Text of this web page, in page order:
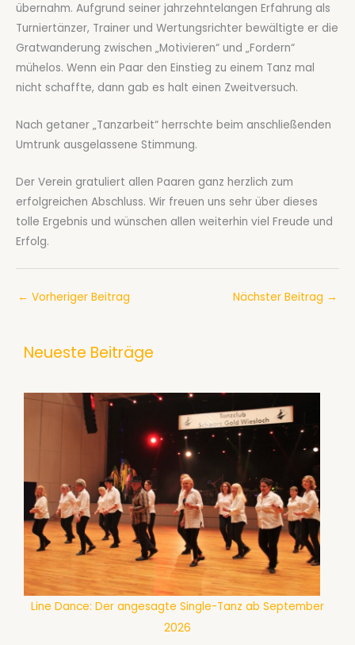
übernahm. Aufgrund seiner jahrzehntelangen Erfahrung als
Turniertänzer, Trainer und Wertungsrichter bewältigte er die
Gratwanderung zwischen „Motivieren“ und „Fordern“
mühelos. Wenn ein Paar den Einstieg zu einem Tanz mal
nicht schaffte, dann gab es halt einen Zweitversuch.
Nach getaner „Tanzarbeit“ herrschte beim anschließenden
Umtrunk ausgelassene Stimmung.
Der Verein gratuliert allen Paaren ganz herzlich zum
erfolgreichen Abschluss. Wir freuen uns sehr über dieses
tolle Ergebnis und wünschen allen weiterhin viel Freude und
Erfolg.
← Vorheriger Beitrag Nächster Beitrag →
Neueste Beiträge
Line Dance: Der angesagte Single-Tanz ab September
2026